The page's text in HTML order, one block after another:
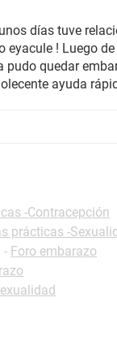
días tuve
eyacule ! Luego
pudo quedar
ayuda
-Contracepción
prácticas -
- Foro embarazo